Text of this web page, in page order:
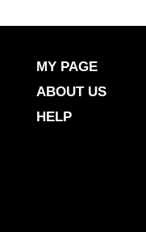
MY PAGE
ABOUT US
HELP